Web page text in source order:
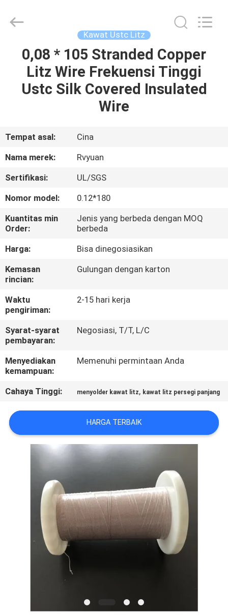
RUMAH
PRODUK
TENTANG
WISATA
PABRIK
KONTROL
KUALITAS
HUBUNGI
KAMI
BERITA
REQUEST
SUATU
SITEMAP
PRIVACY
POLICY
Material
Co,.Ltd.
Kawat Ustc Litz
0,08 * 105 Stranded Copper
Litz Wire Frekuensi Tinggi
Ustc Silk Covered Insulated
Wire
Tempat asal:
Cina
Nama merek:
Rvyuan
Sertifikasi:
UL/SGS
Nomor model:
0.12*180
Kuantitas min
Order:
Jenis yang berbeda dengan MOQ
berbeda
Harga:
Bisa dinegosiasikan
Kemasan
rincian:
Gulungan dengan karton
Waktu
pengiriman:
2-15 hari kerja
Syarat-syarat
pembayaran:
Negosiasi, T/T, L/C
Menyediakan
kemampuan:
Memenuhi permintaan Anda
Cahaya Tinggi: menyolder kawat litz, kawat litz persegi panjang
HARGA TERBAIK